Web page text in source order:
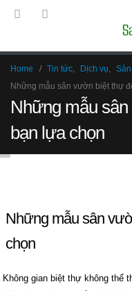
Home Tin tức Dịch vụ
Những mẫu sân vườn biệt thự
Những mẫu
bạn lựa chọn
Những mẫu sân
chọn
Không gian biệt thự không thể